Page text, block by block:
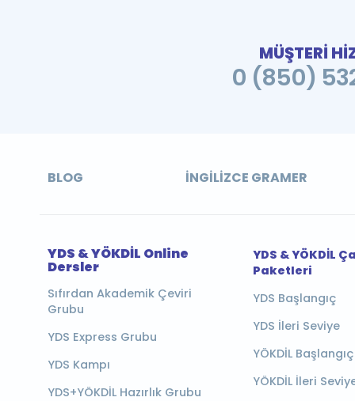
MÜŞTERİ
0 (850)
BLOG İNGILIZCE GRAMER
YDS & YÖKDİL Online
Dersler
Sıfırdan Akademik Çeviri
Grubu
YDS Express Grubu
YDS Kampı
YDS+YÖKDİL Hazırlık Grubu
YDS & YÖKDİL
Paketleri
YDS Başlangıç
YDS İleri Seviye
YÖKDİL Başlangıç
YÖKDİL İleri